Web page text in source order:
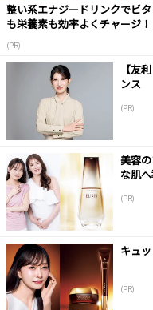
整い系エナジードリンクでビ
も栄養素も効率よくチャージ！
(PR)
【友
ンス
(PR)
美容
な肌
(PR)
キュ
(PR)